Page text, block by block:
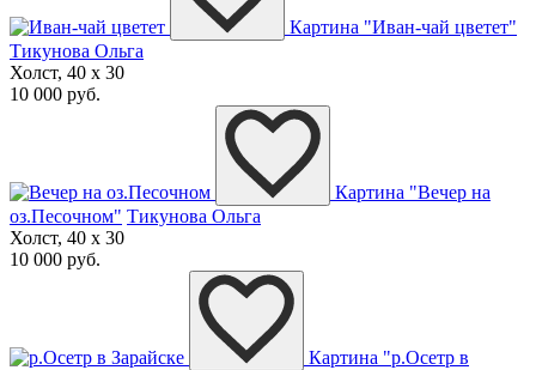
Картина "Иван-чай цветет"
Тикунова Ольга
Холст, 40 x 30
10 000 руб.
Картина "Вечер на
оз.Песочном" Тикунова Ольга
Холст, 40 x 30
10 000 руб.
Картина "р.Осетр в